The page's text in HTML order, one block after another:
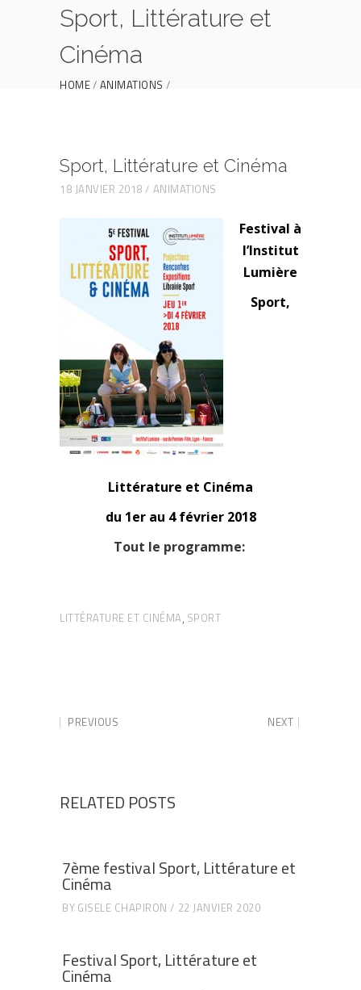
Sport, Littérature et
Cinéma
HOME ANIMATIONS
Sport, Littérature et Cinéma
18 JANVIER 2018 ANIMATIONS
Festival à
l’Institut
Lumière
Sport,
Littérature et Cinéma
du 1er au 4 février 2018
Tout le programme:
LITTÉRATURE ET CINÉMA, SPORT
PREVIOUS NEXT
RELATED POSTS
7ème festival Sport, Littérature et
Cinéma
BY GISELE CHAPIRON 22 JANVIER 2020
Festival Sport, Littérature et
Cinéma